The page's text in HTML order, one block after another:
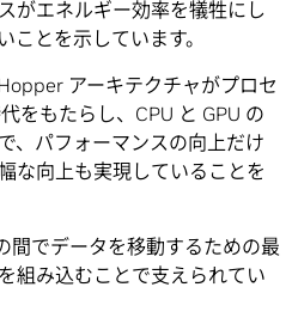
がエネルギー効率を犠牲にし
ことを示しています。
アーキテクチャがプロセ
をもたらし、CPU と GPU の
、パフォーマンスの向上だけ
な向上も実現していることを
間でデータを移動するための最
組み込むことで支えられてい